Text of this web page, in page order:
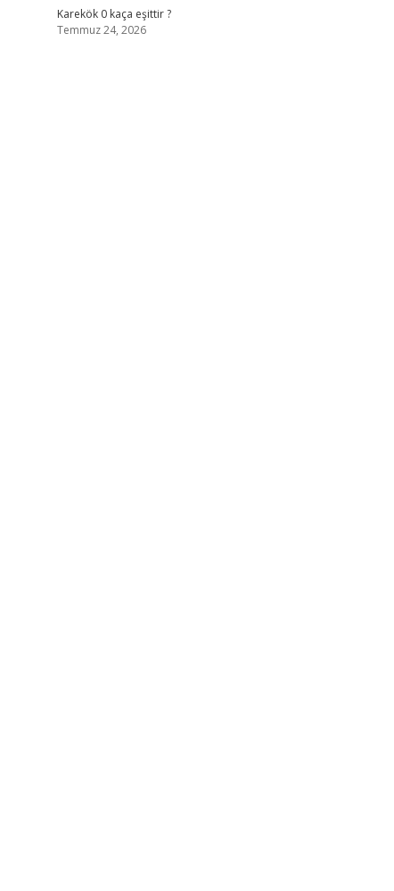
Karekök 0 kaça eşittir ?
Temmuz 24, 2026